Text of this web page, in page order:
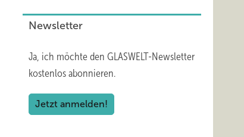
Newsletter
Ja, ich möchte den GLASWELT-Newsletter
kostenlos abonnieren.
Jetzt anmelden!